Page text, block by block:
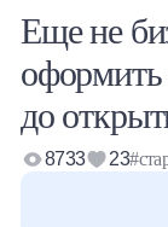
Еще не
оформить
до
8733 23